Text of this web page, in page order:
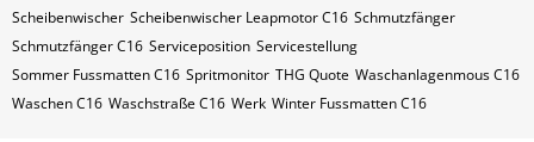
Scheibenwischer Scheibenwischer Leapmotor​ C16 Schmutzfänger
Schmutzfänger C16 Serviceposition Servicestellung
Sommer Fussmatten C16 Spritmonitor THG Quote Waschanlagenmous C16
Waschen C16 Waschstraße C16 Werk Winter Fussmatten C16